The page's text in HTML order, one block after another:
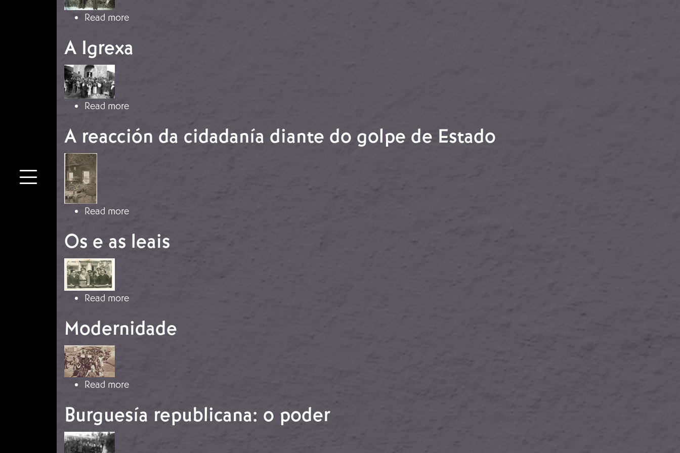
Read moreabout A Falange
A Igrexa
Imaxe
Read moreabout A Igrexa
A reacción da cidadanía diante do golpe de Estado
Imaxe
Read moreabout A reacción da cidadanía diante do golpe de Estado
Os e as leais
Imaxe
Read moreabout Os e as leais
Modernidade
Imaxe
Read moreabout Modernidade
Burguesía republicana: o poder
Imaxe